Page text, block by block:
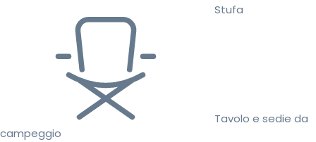
Stufa
Tavolo e sedie da
campeggio